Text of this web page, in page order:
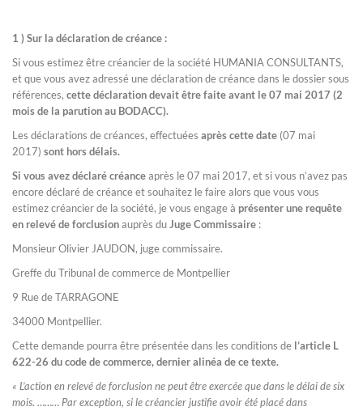
1 ) Sur la déclaration de créance :
Si vous estimez être créancier de la société HUMANIA CONSULTANTS,
et que vous avez adressé une déclaration de créance dans le dossier sous
références, cette déclaration devait être faite avant le 07 mai 2017 (2
mois de la parution au BODACC).
Les déclarations de créances, effectuées après cette date (07 mai
2017) sont hors délais.
Si vous avez déclaré créanceaprès le 07 mai 2017, et si vous n’avez pas
encore déclaré de créance et souhaitez le faire alors que vous vous
estimez créancier de la société, je vous engage à présenter une requête
en relevé de forclusionauprès du Juge Commissaire :
Monsieur Olivier JAUDON, juge commissaire.
Greffe du Tribunal de commerce de Montpellier
9 Rue de TARRAGONE
34000 Montpellier.
Cette demande pourra être présentée dans les conditions de l’article L
622-26 du code de commerce, dernier alinéa de ce texte.
« L’action en relevé de forclusion ne peut être exercée que dans le délai de six
mois. ……… Par exception, si le créancier justifie avoir été placé dans